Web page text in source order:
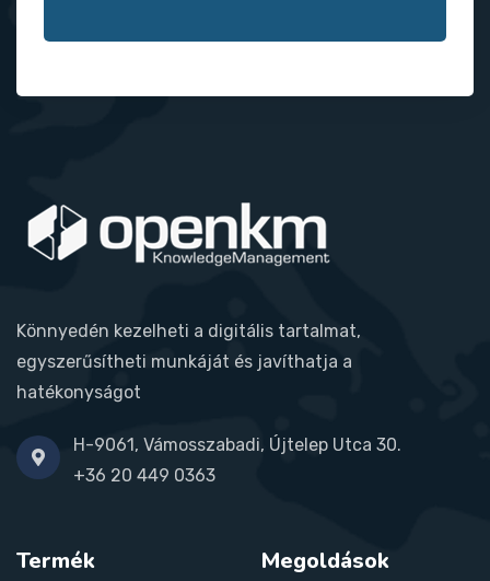
Könnyedén kezelheti a digitális tartalmat,
egyszerűsítheti munkáját és javíthatja a
hatékonyságot
H-9061, Vámosszabadi, Újtelep Utca 30.
+36 20 449 0363
Termék Megoldások